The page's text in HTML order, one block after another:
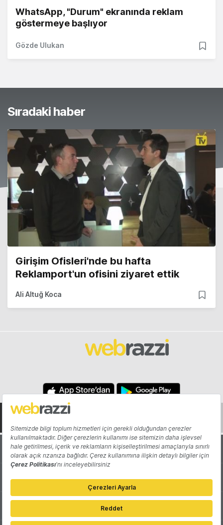
WhatsApp, "Durum" ekranında reklam
göstermeye başlıyor
Gözde Ulukan
Sıradaki haber
Girişim Ofisleri'nde bu hafta
Reklamport'un ofisini ziyaret ettik
Ali Altuğ Koca
Hakkında Yazarlar
Katkıda Bulun Reklam